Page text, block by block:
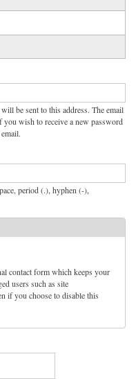
be sent to this address. The email
wish to receive a new password
period (.), hyphen (-),
contact form which keeps your
users such as site
if you choose to disable this